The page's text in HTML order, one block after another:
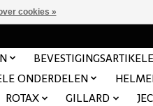
ONDERDELEN
ROTAX GILLARD
cookies »